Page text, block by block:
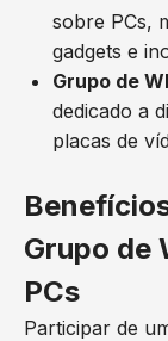
sobre PCs,
gadgets e
Grupo de
dedicado a
placas de
Grupo de
PCs
Participar de